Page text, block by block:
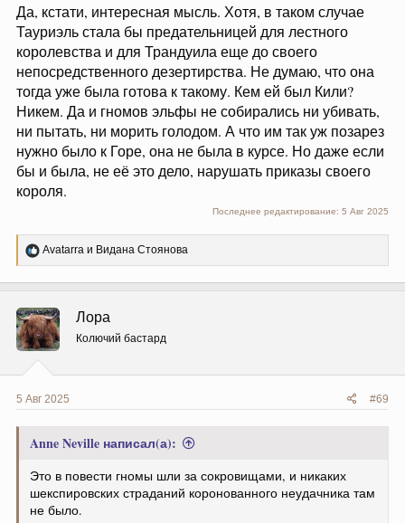
Да, кстати, интересная мысль. Хотя, в таком случае
Тауриэль стала бы предательницей для лестного
королевства и для Трандуила еще до своего
непосредственного дезертирства. Не думаю, что она
тогда уже была готова к такому. Кем ей был Кили?
Никем. Да и гномов эльфы не собирались ни убивать,
ни пытать, ни морить голодом. А что им так уж позарез
нужно было к Горе, она не была в курсе. Но даже если
бы и была, не её это дело, нарушать приказы своего
короля.
Последнее редактирование: 5 Авг 2025
Р
ц
и
и
:
Avatarra и Видана Стоянова
Лора
Колючий бастард
5 Авг 2025 #69
Anne Neville написал(а):
Это в повести гномы шли за сокровищами, и никаких
шекспировских страданий коронованного неудачника там
не было.